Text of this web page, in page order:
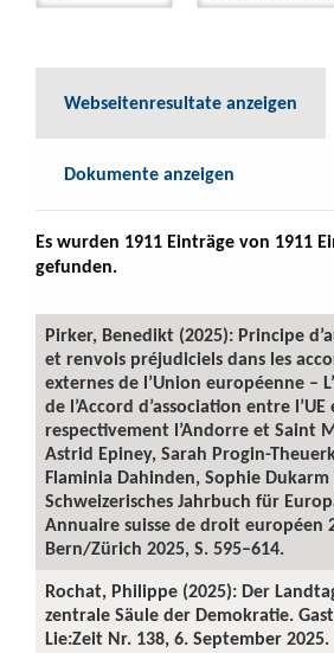
Webseitenresultate anzeigen
Dokumente anzeigen
Es wurden 1911 Einträge von 1911
gefunden.
Pirker, Benedikt (2025): Principe
et renvois préjudiciels dans les
externes de l’Union européenne –
de l’Accord d’association entre l’UE
respectivement l’Andorre et Saint
Astrid Epiney, Sarah Progin-
Flaminia Dahinden, Sophie Dukarm
Schweizerisches Jahrbuch für
Annuaire suisse de droit européen
Bern/Zürich 2025, S. 595–614.
Rochat, Philippe (2025): Der
zentrale Säule der Demokratie.
Lie:Zeit Nr. 138, 6. September 2025.